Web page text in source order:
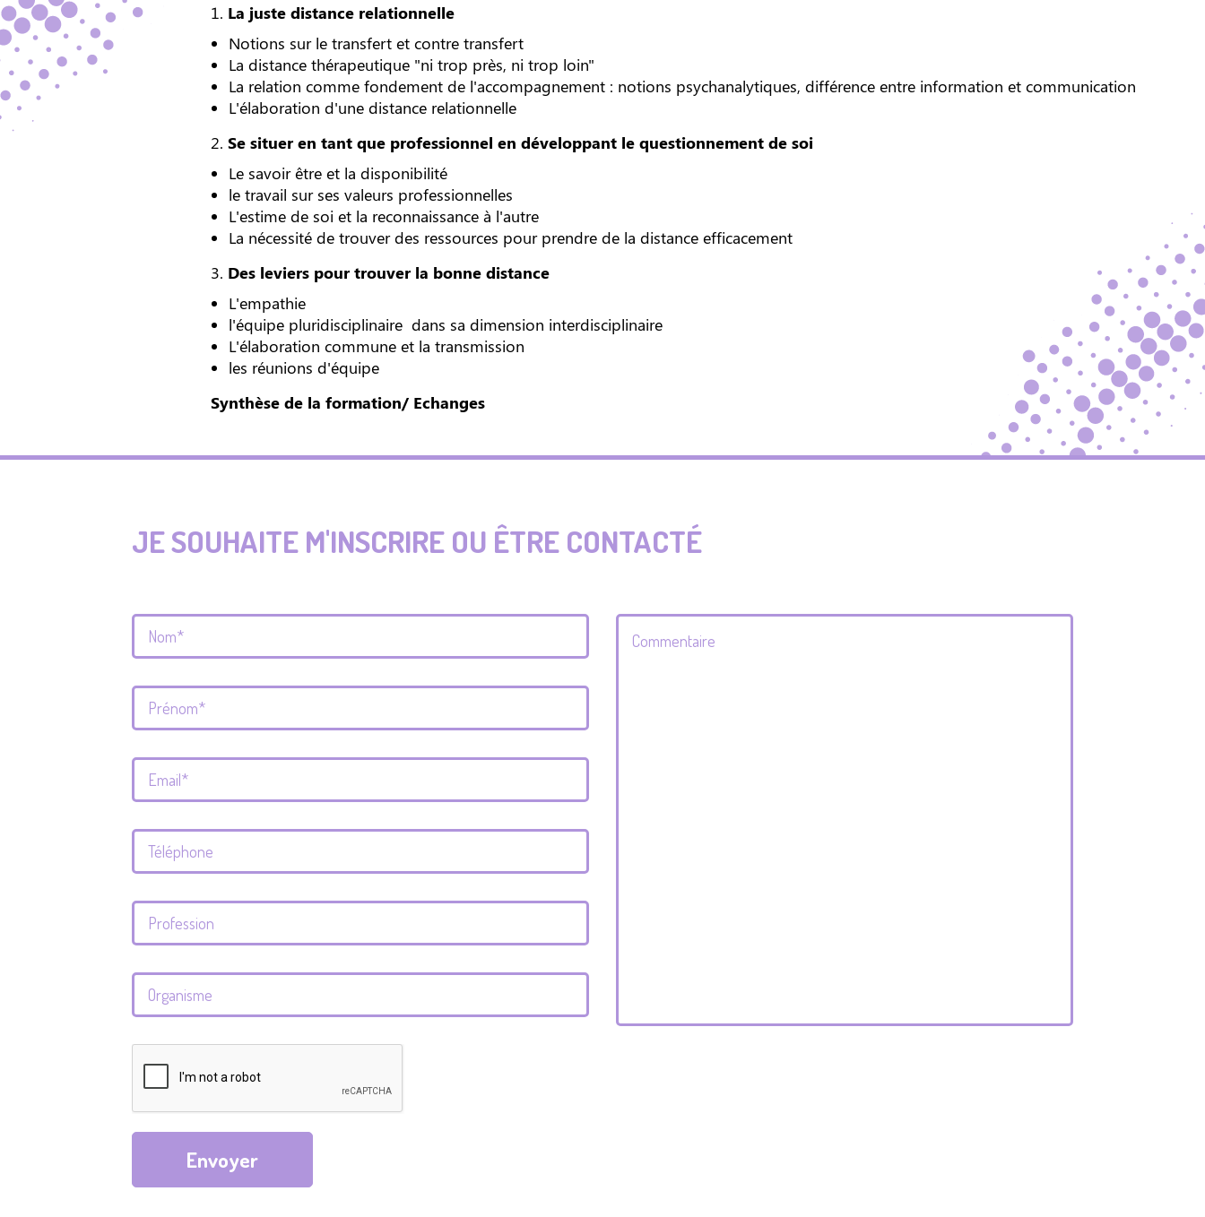
1. La juste distance relationnelle
Notions sur le transfert et contre transfert
La distance thérapeutique "ni trop près, ni trop loin"
La relation comme fondement de l'accompagnement : notions psychanalytiques, différence entre information et communication
L'élaboration d'une distance relationnelle
2. Se situer en tant que professionnel en développant le questionnement de soi
Le savoir être et la disponibilité
le travail sur ses valeurs professionnelles
L'estime de soi et la reconnaissance à l'autre
La nécessité de trouver des ressources pour prendre de la distance efficacement
3. Des leviers pour trouver la bonne distance
L'empathie
l'équipe pluridisciplinaire dans sa dimension interdisciplinaire
L'élaboration commune et la transmission
les réunions d'équipe
Synthèse de la formation/ Echanges
JE SOUHAITE M'INSCRIRE OU ÊTRE CONTACTÉ
Envoyer